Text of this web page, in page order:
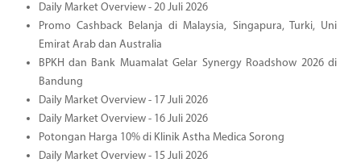
Daily Market Overview - 20 Juli 2026
Promo Cashback Belanja di Malaysia, Singapura, Turki, Uni
Emirat Arab dan Australia
BPKH dan Bank Muamalat Gelar Synergy Roadshow 2026 di
Bandung
Daily Market Overview - 17 Juli 2026
Daily Market Overview - 16 Juli 2026
Potongan Harga 10% di Klinik Astha Medica Sorong
Daily Market Overview - 15 Juli 2026